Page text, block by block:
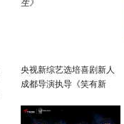
央视新综艺选培喜剧新人
成都导演执导《笑有新